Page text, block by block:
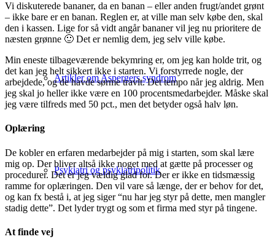
Artikler om Aspergers syndrom
Psykiatri og psykiatripolitik
Vi diskuterede bananer, da en banan – eller anden frugt/andet grønt
– ikke bare er en banan. Reglen er, at ville man selv købe den, skal
den i kassen. Lige for så vidt angår bananer vil jeg nu prioritere de
næsten grønne 🙂 Det er nemlig dem, jeg selv ville købe.
Min eneste tilbageværende bekymring er, om jeg kan holde trit, og
det kan jeg helt sikkert ikke i starten. Vi forstyrrede nogle, der
arbejdede, og de havde sørme travlt. Det tempo når jeg aldrig. Men
jeg skal jo heller ikke være en 100 procentsmedarbejder. Måske skal
jeg være tilfreds med 50 pct., men det betyder også halv løn.
Oplæring
De kobler en erfaren medarbejder på mig i starten, som skal lære
mig op. Der bliver altså ikke noget med at gætte på processer og
procedurer. Det er jeg vældig glad for. Der er ikke en tidsmæssig
ramme for oplæringen. Den vil vare så længe, der er behov for det,
og kan fx bestå i, at jeg siger “nu har jeg styr på dette, men mangler
stadig dette”. Det lyder trygt og som et firma med styr på tingene.
At finde vej